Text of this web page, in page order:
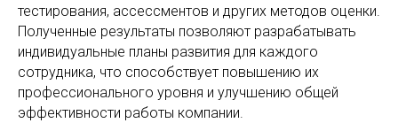
тестирования, ассессментов и других методов оценки.
Полученные результаты позволяют разрабатывать
индивидуальные планы развития для каждого
сотрудника, что способствует повышению их
профессионального уровня и улучшению общей
эффективности работы компании.